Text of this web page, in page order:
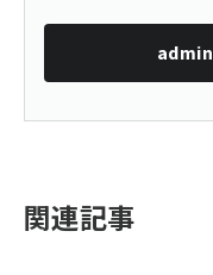
admin
関連記事